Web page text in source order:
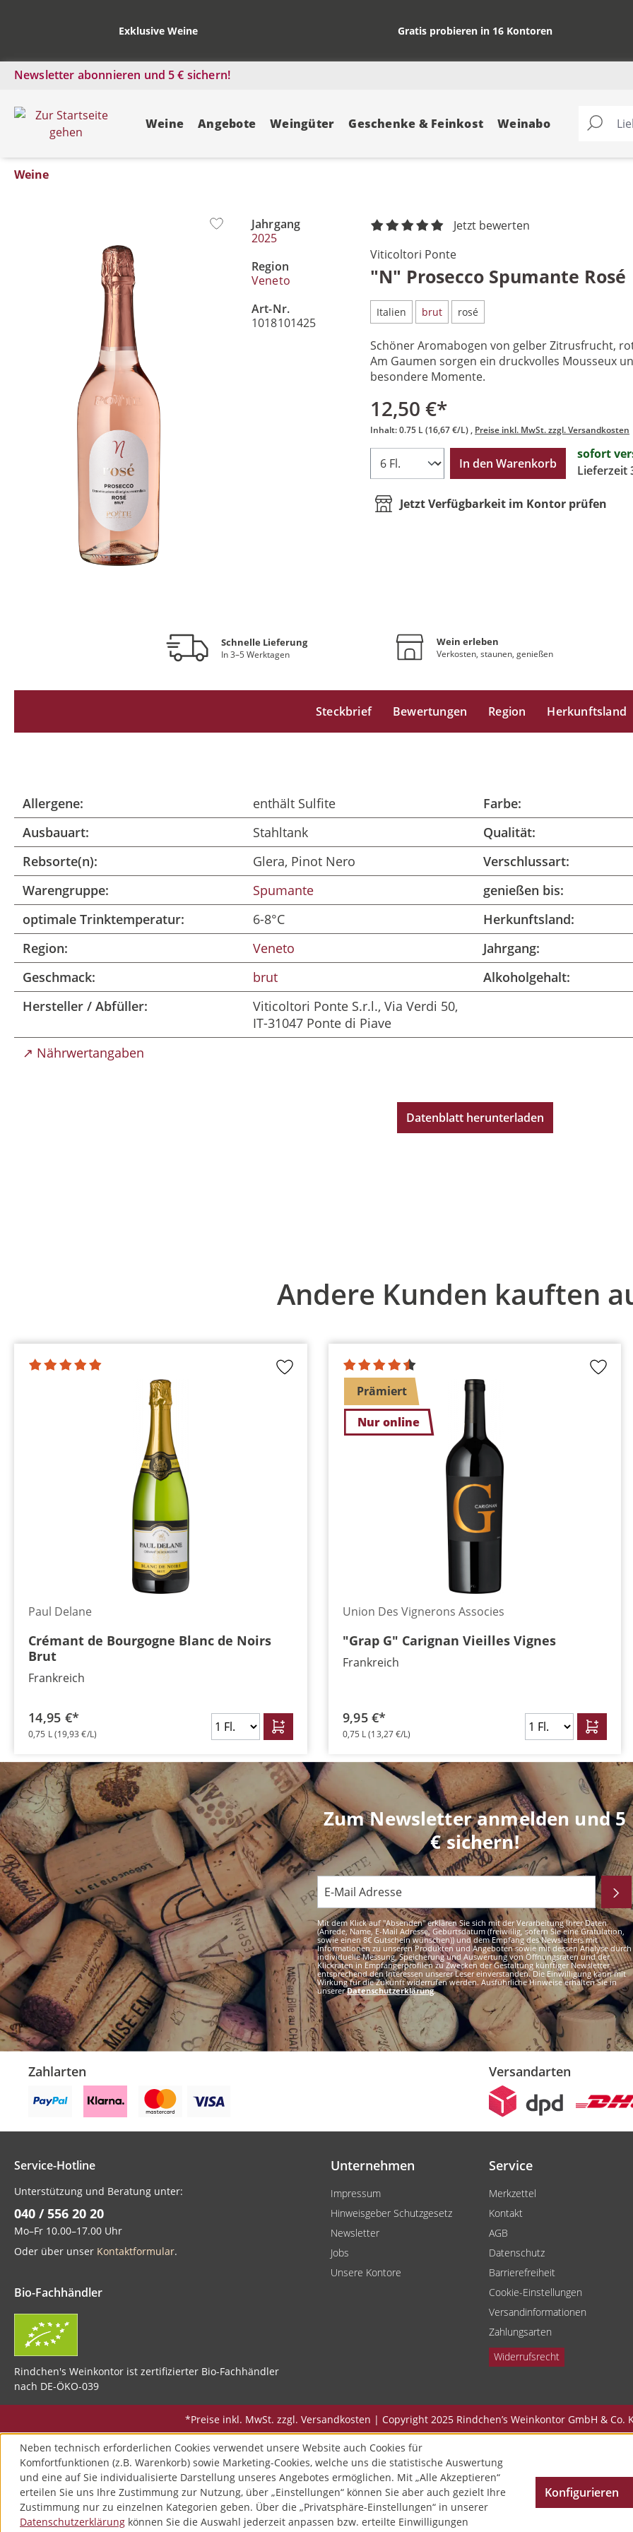
Exklusive Weine Gratis probieren in 16 Kontoren
Newsletter abonnieren und 5 € sichern!
Weine Angebote Weingüter Geschenke & Feinkost Weinabo
Weine
Jahrgang
2025
Region
Veneto
Art-Nr.
1018101425
Jetzt bewerten
Viticoltori Ponte
"N" Prosecco Spumante Rosé
Italien brut rosé
Schöner Aromabogen von gelber Zitrusfrucht,
Am Gaumen sorgen ein druckvolles Mousseux
besondere Momente.
12,50 €*
Inhalt:0.75 L(16,67 €/L) Preise inkl. MwSt. zzgl. Versandkosten
In den Warenkorb
sofort
Lieferzeit
Jetzt Verfügbarkeit im Kontor prüfen
Schnelle Lieferung
In 3–5 Werktagen
Wein erleben
Verkosten, staunen, genießen
Steckbrief Bewertungen Region Herkunftsland
Allergene: enthält Sulfite
Farbe:
Ausbauart:
Stahltank
Qualität:
Rebsorte(n):
Glera, Pinot Nero
Verschlussart:
Warengruppe:
Spumante
genießen bis:
optimale Trinktemperatur:
6-8°C
Herkunftsland:
Region:
Veneto
Jahrgang:
Geschmack:
brut
Alkoholgehalt:
Hersteller / Abfüller:
Viticoltori Ponte S.r.l., Via Verdi 50,
IT-31047 Ponte di Piave
↗ Nährwertangaben
Datenblatt herunterladen
Andere Kunden kauften
Paul Delane
Crémant de Bourgogne Blanc de Noirs
Brut
Frankreich
14,95 €*
0,75 L(19,93 €/L)
Prämiert
Nur online
Union Des Vignerons Associes
"Grap G" Carignan Vieilles Vignes
Frankreich
9,95 €*
0,75 L(13,27 €/L)
Zum Newsletter anmelden und 5
€ sichern!
Mit dem Klick auf "Absenden" erklären Sie sich mit der Verarbeitung Ihrer Daten
(Anrede, Name, E-Mail Adresse, Geburtsdatum (freiwillig, sofern Sie eine Gratulation,
sowie einen 8€ Gutschein wünschen)) und dem Empfang des Newsletters mit
Informationen zu unseren Produkten und Angeboten sowie mit dessen Analyse durch
individuelle Messung, Speicherung und Auswertung von Öffnungsraten und der
Klickraten in Empfängerprofilen zu Zwecken der Gestaltung künftiger Newsletter
entsprechend den Interessen unserer Leser einverstanden. Die Einwilligung kann mit
Wirkung für die Zukunft widerrufen werden. Ausführliche Hinweise erhalten Sie in
unsererDatenschutzerklärung.
Zahlarten Versandarten
Service-Hotline
Unterstützung und Beratung unter:
040 / 556 20 20
Mo–Fr 10.00–17.00 Uhr
Oder über unser Kontaktformular.
Bio-Fachhändler
Rindchen's Weinkontor ist zertifizierter Bio-Fachhändler
nach DE-ÖKO-039
Unternehmen
Impressum
Hinweisgeber Schutzgesetz
Newsletter
Jobs
Unsere Kontore
Service
Merkzettel
Kontakt
AGB
Datenschutz
Barrierefreiheit
Cookie-Einstellungen
Versandinformationen
Zahlungsarten
Widerrufsrecht
*Preise inkl. MwSt. zzgl. Versandkosten | Copyright 2025 Rindchen’s Weinkontor GmbH & Co.
Neben technisch erforderlichen Cookies verwendet unsere Website auch Cookies für
Komfortfunktionen (z.B. Warenkorb) sowie Marketing-Cookies, welche uns die statistische Auswertung
und eine auf Sie individualisierte Darstellung unseres Angebotes ermöglichen. Mit „Alle Akzeptieren“
erteilen Sie uns Ihre Zustimmung zur Nutzung, über „Einstellungen“ können Sie aber auch gezielt Ihre
Zustimmung nur zu einzelnen Kategorien geben. Über die „Privatsphäre-Einstellungen“ in unserer
Datenschutzerklärung können Sie die Auswahl jederzeit anpassen bzw. erteilte Einwilligungen
Konfigurieren